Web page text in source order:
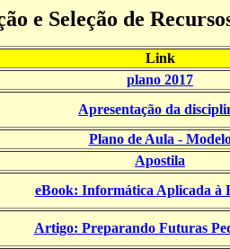
e Seleção de
Link
plano 2017
Apresentação da
Plano de Aula -
Apostila
eBook: Informática Aplicada à
Artigo: Preparando Futuras